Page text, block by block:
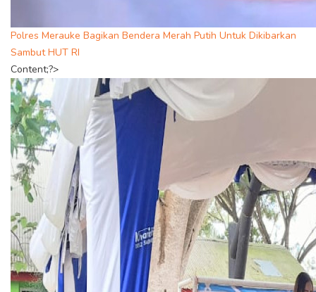
Polres Merauke Bagikan Bendera Merah Putih Untuk Dikibarkan
Sambut HUT RI
Content;?>